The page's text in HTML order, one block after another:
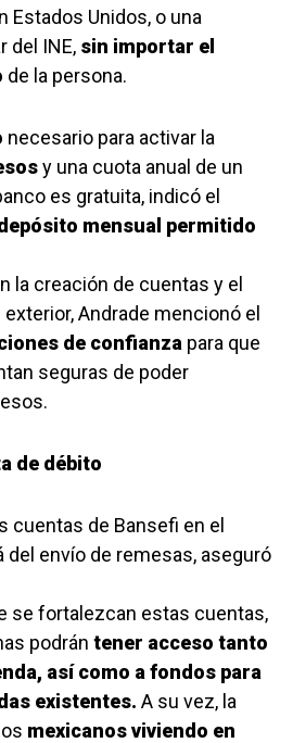
Estados Unidos, o una
del INE, sin importar el
de la persona.
necesario para activar la
y una cuota anual de un
es gratuita, indicó el
mensual permitido
la creación de cuentas y el
Andrade mencionó el
de confianza para que
seguras de poder
de débito
cuentas de Bansefi en el
del envío de remesas, aseguró
se fortalezcan estas cuentas,
podrán tener acceso tanto
así como a fondos para
existentes. A su vez, la
mexicanos viviendo en